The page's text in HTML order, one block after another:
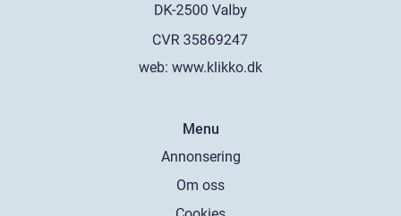
web: www.klikko.dk
Menu
Annonsering
Om oss